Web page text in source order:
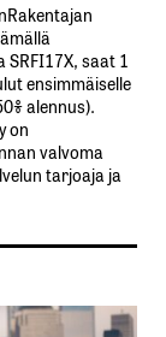
​SRFI17X,​ ​saat​ ​1
​ensimmäiselle​
​alennus).
on
valvoma
tarjoaja ja